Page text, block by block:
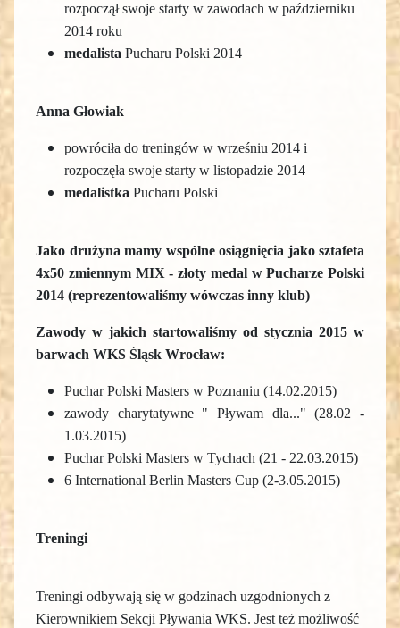
rozpoczął swoje starty w zawodach w październiku
2014 roku
medalista Pucharu Polski 2014
Anna Głowiak
powróciła do treningów w wrześniu 2014 i
rozpoczęła swoje starty w listopadzie 2014
medalistka Pucharu Polski
Jako drużyna mamy wspólne osiągnięcia jako sztafeta
4x50 zmiennym MIX - złoty medal w Pucharze Polski
2014 (reprezentowaliśmy wówczas inny klub)
Zawody w jakich startowaliśmy od stycznia 2015 w
barwach WKS Śląsk Wrocław:
Puchar Polski Masters w Poznaniu (14.02.2015)
zawody charytatywne " Pływam dla..." (28.02 -
1.03.2015)
Puchar Polski Masters w Tychach (21 - 22.03.2015)
6 International Berlin Masters Cup (2-3.05.2015)
Treningi
Treningi odbywają się w godzinach uzgodnionych z
Kierownikiem Sekcji Pływania WKS. Jest też możliwość